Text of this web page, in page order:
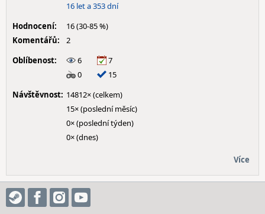
16 let a 353 dní
Hodnocení:
16 (30-85 %)
Komentářů:
2
Oblíbenost:
6
7
0
15
Návštěvnost: 14812× (celkem)
15× (poslední měsíc)
0× (poslední týden)
0× (dnes)
Více